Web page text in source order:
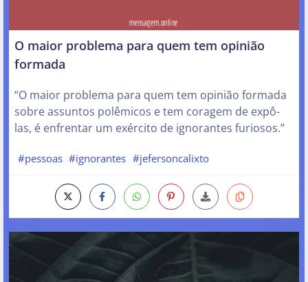
O maior problema para quem tem opinião
formada
“O maior problema para quem tem opinião formada
sobre assuntos polêmicos e tem coragem de expô-
las, é enfrentar um exército de ignorantes furiosos.”
#pessoas #ignorantes #jefersoncalixto